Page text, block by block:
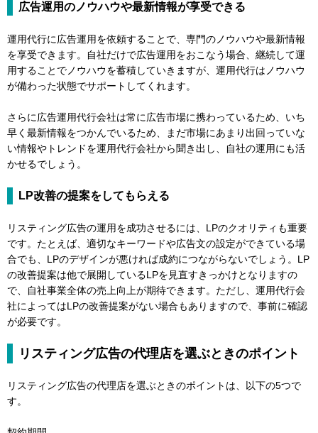
広告運用のノウハウや最新情報が享受できる
運用代行に広告運用を依頼することで、専門のノウハウや最新情報
を享受できます。自社だけで広告運用をおこなう場合、継続して運
用することでノウハウを蓄積していきますが、運用代行はノウハウ
が備わった状態でサポートしてくれます。
さらに広告運用代行会社は常に広告市場に携わっているため、いち
早く最新情報をつかんでいるため、まだ市場にあまり出回っていな
い情報やトレンドを運用代行会社から聞き出し、自社の運用にも活
かせるでしょう。
LP改善の提案をしてもらえる
リスティング広告の運用を成功させるには、LPのクオリティも重要
です。たとえば、適切なキーワードや広告文の設定ができている場
合でも、LPのデザインが悪ければ成約につながらないでしょう。LP
の改善提案は他で展開しているLPを見直すきっかけとなりますの
で、自社事業全体の売上向上が期待できます。ただし、運用代行会
社によってはLPの改善提案がない場合もありますので、事前に確認
が必要です。
リスティング広告の代理店を選ぶときのポイント
リスティング広告の代理店を選ぶときのポイントは、以下の5つで
す。